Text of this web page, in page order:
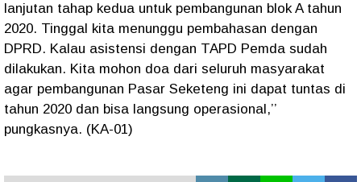
lanjutan tahap kedua untuk pembangunan blok A tahun
2020. Tinggal kita menunggu pembahasan dengan
DPRD. Kalau asistensi dengan TAPD Pemda sudah
dilakukan. Kita mohon doa dari seluruh masyarakat
agar pembangunan Pasar Seketeng ini dapat tuntas di
tahun 2020 dan bisa langsung operasional,’’
pungkasnya. (KA-01)